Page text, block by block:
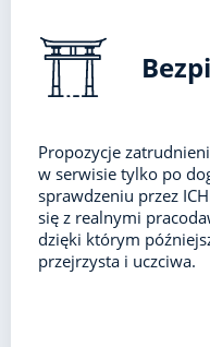
Propozycje
w serwisie tylko po
sprawdzeniu przez
się z realnymi
dzięki którym
przejrzysta i uczciwa.